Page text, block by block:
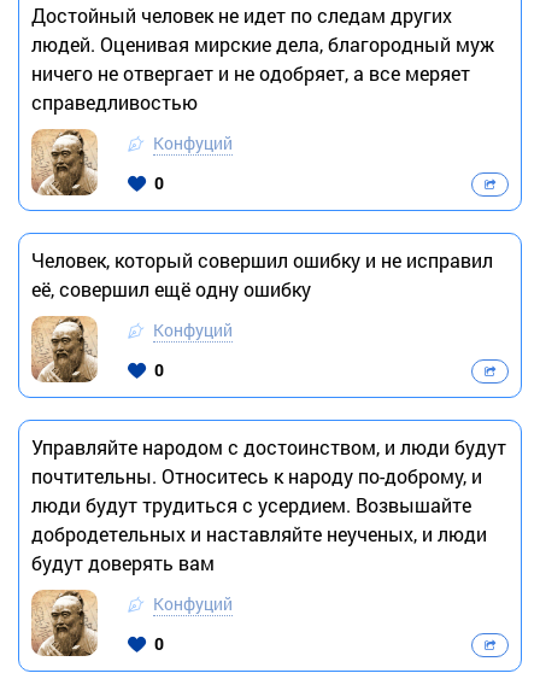
Достойный человек не идет по следам других
людей. Оценивая мирские дела, благородный муж
ничего не отвергает и не одобряет, а все меряет
справедливостью
Конфуций
0
Человек, который совершил ошибку и не исправил
её, совершил ещё одну ошибку
Конфуций
0
Управляйте народом с достоинством, и люди будут
почтительны. Относитесь к народу по-доброму, и
люди будут трудиться с усердием. Возвышайте
добродетельных и наставляйте неученых, и люди
будут доверять вам
Конфуций
0